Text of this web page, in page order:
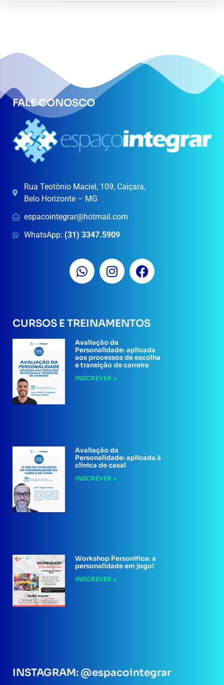
FALE CONOSCO
Rua Teotônio Maciel, 109, Caiçara,
Belo Horizonte – MG
espacointegrar@hotmail.com
WhatsApp: (31) 3347.5909
CURSOS E TREINAMENTOS
Avaliação da
Personalidade: aplicada
aos processos de escolha
e transição de carreira
INSCREVER »
Avaliação da
Personalidade: aplicada à
clínica de casal
INSCREVER »
Workshop Personifica: a
personalidade em jogo!
INSCREVER »
INSTAGRAM: @espacointegrar